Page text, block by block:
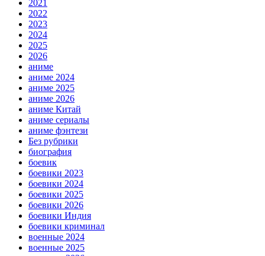
2021
2022
2023
2024
2025
2026
аниме
аниме 2024
аниме 2025
аниме 2026
аниме Китай
аниме сериалы
аниме фэнтези
Без рубрики
биография
боевик
боевики 2023
боевики 2024
боевики 2025
боевики 2026
боевики Индия
боевики криминал
военные 2024
военные 2025